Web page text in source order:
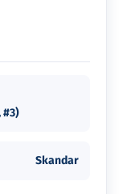
#3)
Skandar